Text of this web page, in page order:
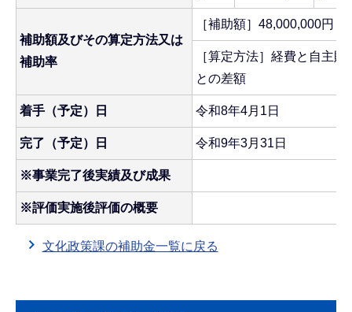
補助額及びその算定方法又は
補助率
［補助額］48,000,000円
［算定方法］経費と自主
との差額
着手（予定）日 令和8年4月1日
完了（予定）日 令和9年3月31日
※事業完了後実績及び成果
※評価実施後評価の概要
文化政策課の補助金一覧に戻る